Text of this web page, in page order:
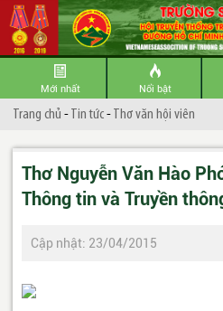
Mới nhất Nổi bật
Trang chủ -Tin tức-Thơ văn hội viên
Thơ Nguyễn Văn Hào
Thông tin và Truyền
Cập nhật: 23/04/2015